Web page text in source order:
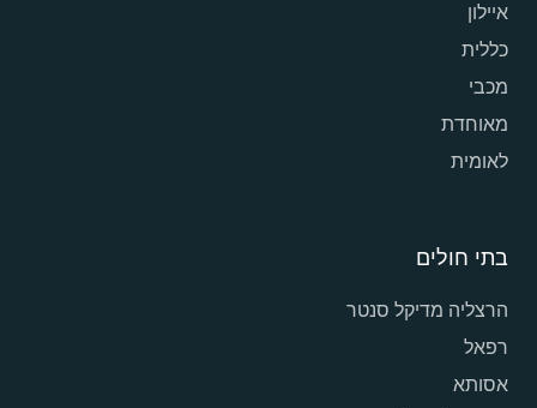
איילון
כללית
מכבי
מאוחדת
לאומית
בתי חולים
הרצליה מדיקל סנטר
רפאל
אסותא